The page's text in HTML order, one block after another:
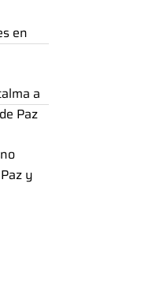
en
a
Paz
y